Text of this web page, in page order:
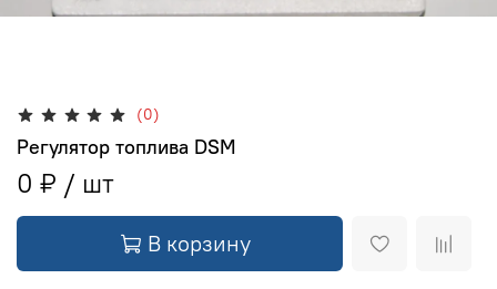
(0)
Регулятор топлива DSM
0 ₽
В корзину